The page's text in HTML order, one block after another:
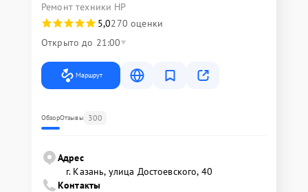
Ремонт техники HP
5,0270 оценки
Открыто до 21:00
Маршрут
ОбзорОтзывы 300
Адрес
г. Казань, улица Достоевского, 40
Контакты